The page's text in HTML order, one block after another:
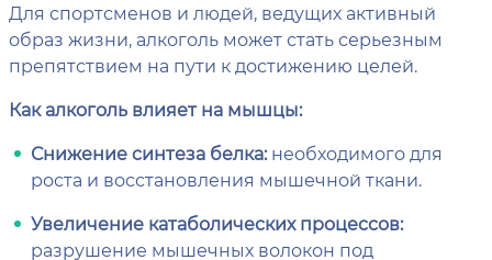
Для спортсменов и людей, ведущих активный
образ жизни, алкоголь может стать серьезным
препятствием на пути к достижению целей.
Как алкоголь влияет на мышцы:
Снижение синтеза белка:необходимого для
роста и восстановления мышечной ткани.
Увеличение катаболических процессов:
разрушение мышечных волокон под